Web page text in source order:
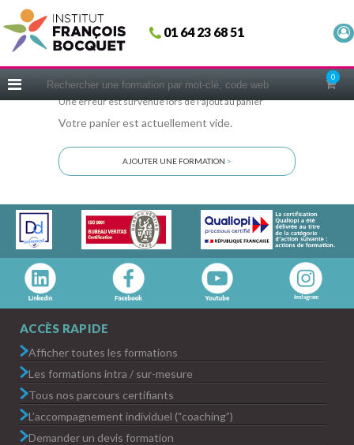
01 64 23 68 51
0
Fermer
ACCUEIL
CERIFICATIONS
INTRAS | SUR-MESURE
COACHING
NOUS CONNAÎTRE
CONSEILS MICRO-COACHING
PODCAST
WEBINAIRES
Une erreur est survenue lors de l'ajout au panier
Votre panier est actuellement vide.
AJOUTER UNE FORMATION >
ACCÈS RAPIDE
Afficher toutes les formations
Les formations intra / sur-mesure
Tous nos parcours certifiants
L’accompagnement individuel (“coaching”)
Demander un devis formation